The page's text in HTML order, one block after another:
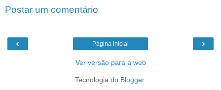
Postar um comentário
‹ ›
Página inicial
Ver versão para a web
Tecnologia do Blogger.